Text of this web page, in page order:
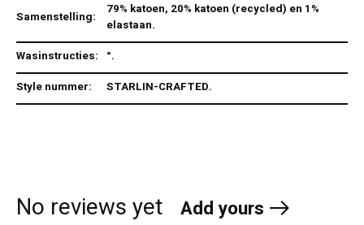
Samenstelling:
79% katoen, 20% katoen (recycled) en 1%
elastaan.
Wasinstructies: °.
Style nummer:
STARLIN-CRAFTED.
No reviews yet Add yours